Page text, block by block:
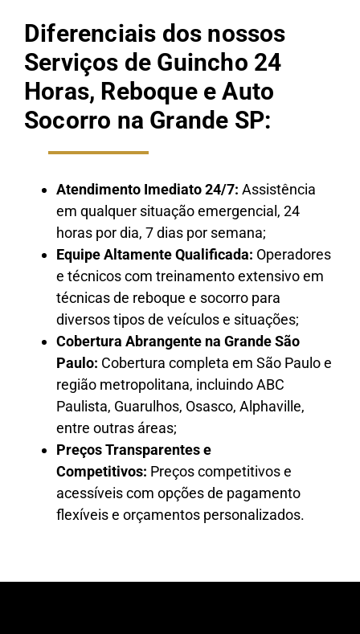
Diferenciais dos nossos
Serviços de Guincho 24
Horas, Reboque e Auto
Socorro na Grande SP:
Atendimento Imediato 24/7: Assistência
em qualquer situação emergencial, 24
horas por dia, 7 dias por semana;
Equipe Altamente Qualificada: Operadores
e técnicos com treinamento extensivo em
técnicas de reboque e socorro para
diversos tipos de veículos e situações;
Cobertura Abrangente na Grande São
Paulo: Cobertura completa em São Paulo e
região metropolitana, incluindo ABC
Paulista, Guarulhos, Osasco, Alphaville,
entre outras áreas;
Preços Transparentes e
Competitivos: Preços competitivos e
acessíveis com opções de pagamento
flexíveis e orçamentos personalizados.